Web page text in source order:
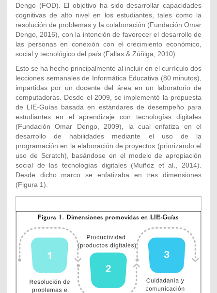
Dengo (FOD). El objetivo ha sido desarrollar capacidades
cognitivas de alto nivel en los estudiantes, tales como la
resolución de problemas y la colaboración (Fundación Omar
Dengo, 2016), con la intención de favorecer el desarrollo de
las personas en conexión con el crecimiento económico,
social y tecnológico del país (Fallas & Zúñiga, 2010).
Esto se ha hecho principalmente al incluir en el currículo dos
lecciones semanales de Informática Educativa (80 minutos),
impartidas por un docente del área en un laboratorio de
computadoras. Desde el 2009, se implementó la propuesta
de LIE-Guías basada en estándares de desempeño para
estudiantes en el aprendizaje con tecnologías digitales
(Fundación Omar Dengo, 2009), la cual enfatiza en el
desarrollo de habilidades mediante el uso de la
programación en la elaboración de proyectos (priorizando el
uso de Scratch), basándose en el modelo de apropiación
social de las tecnologías digitales (Muñoz et al., 2014).
Desde dicho marco se enfatizaba en tres dimensiones
(Figura 1).